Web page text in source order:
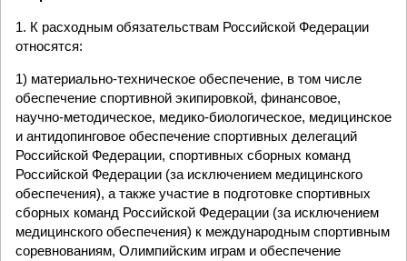
1. К расходным обязательствам Российской Федерации
относятся:
1) материально-техническое обеспечение, в том числе
обеспечение спортивной экипировкой, финансовое,
научно-методическое, медико-биологическое, медицинское
и антидопинговое обеспечение спортивных делегаций
Российской Федерации, спортивных сборных команд
Российской Федерации (за исключением медицинского
обеспечения), а также участие в подготовке спортивных
сборных команд Российской Федерации (за исключением
медицинского обеспечения) к международным спортивным
соревнованиям, Олимпийским играм и обеспечение